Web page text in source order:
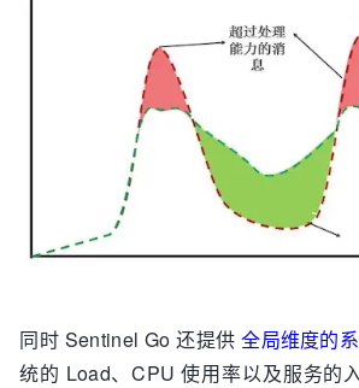
同时 Sentinel Go 还提供全局维度的
统的 Load、CPU 使用率以及服务的